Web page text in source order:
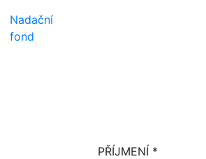
Nadační
fond
PŘÍJMENÍ *